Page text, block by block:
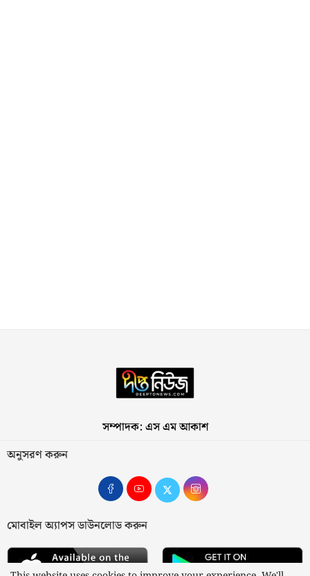
সম্পাদক: এস এম আকাশ
অনুসরণ করুন
মোবাইল অ্যাপস ডাউনলোড করুন